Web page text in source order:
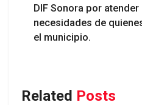
DIF Sonora por
necesidades de
el municipio.
Related Posts